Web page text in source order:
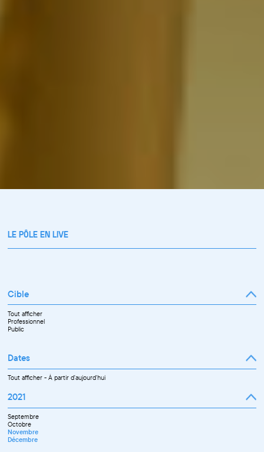
LE PÔLE EN LIVE
Cible
Tout afficher
Professionnel
Public
Dates
Tout afficher-À partir d'aujourd'hui
2021
Septembre
Octobre
Novembre
Décembre